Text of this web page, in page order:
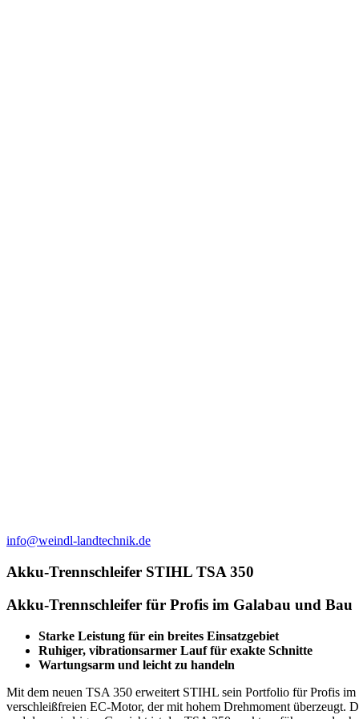
info@weindl-landtechnik.de
Akku-Trennschleifer STIHL TSA 350
Akku-Trennschleifer für Profis im Galabau und Bau
Starke Leistung für ein breites Einsatzgebiet
Ruhiger, vibrationsarmer Lauf für exakte Schnitte
Wartungsarm und leicht zu handeln
Mit dem neuen TSA 350 erweitert STIHL sein Portfolio für Profis im
verschleißfreien EC-Motor, der mit hohem Drehmoment